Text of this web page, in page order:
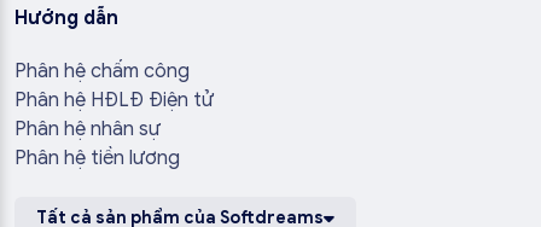
Hướng dẫn
Phân hệ chấm công
Phân hệ HĐLĐ Điện tử
Phân hệ nhân sự
Phân hệ tiền lương
Tất cả sản phẩm của Softdreams